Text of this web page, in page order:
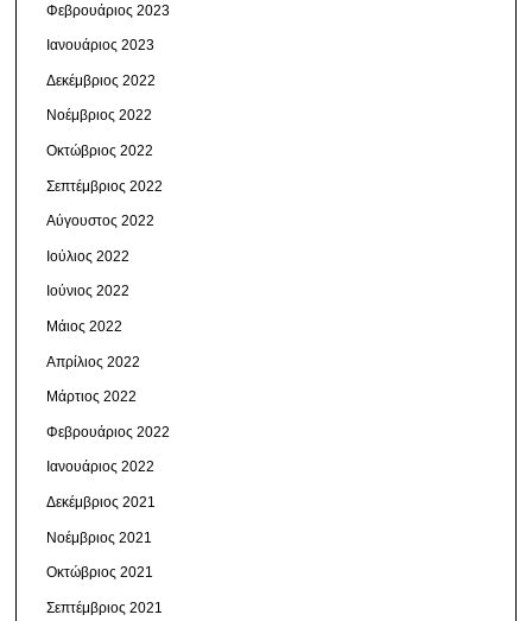
Φεβρουάριος 2023
Ιανουάριος 2023
Δεκέμβριος 2022
Νοέμβριος 2022
Οκτώβριος 2022
Σεπτέμβριος 2022
Αύγουστος 2022
Ιούλιος 2022
Ιούνιος 2022
Μάιος 2022
Απρίλιος 2022
Μάρτιος 2022
Φεβρουάριος 2022
Ιανουάριος 2022
Δεκέμβριος 2021
Νοέμβριος 2021
Οκτώβριος 2021
Σεπτέμβριος 2021